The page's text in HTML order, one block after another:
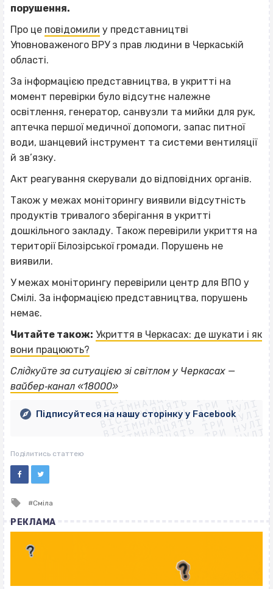
порушення.
Про це повідомили у представництві
Уповноваженого ВРУ з прав людини в Черкаській
області.
За інформацією представництва, в укритті на
момент перевірки було відсутнє належне
освітлення, генератор, санвузли та мийки для рук,
аптечка першої медичної допомоги, запас питної
води, шанцевий інструмент та системи вентиляції
й зв’язку.
Акт реагування скерували до відповідних органів.
Також у межах моніторингу виявили відсутність
продуктів тривалого зберігання в укритті
дошкільного закладу. Також перевірили укриття на
території Білозірської громади. Порушень не
виявили.
У межах моніторингу перевірили центр для ВПО у
Смілі. За інформацією представництва, порушень
немає.
Читайте також: Укриття в Черкасах: де шукати і як
вони працюють?
Слідкуйте за ситуацією зі світлом у Черкасах —
вайбер‐канал «18000»ВІСІМНАДЦЯТЬ ТРИ НУЛІ
ВІСІМНАДЦЯТЬ ТРИ НУЛІ
ВІСІМНАДЦЯТЬ ТРИ НУЛІ
ВІСІМНАДЦЯТЬ ТРИ НУЛІ
ВІСІМНАДЦЯТЬ ТРИ НУЛІ
ВІСІМНАДЦЯТЬ ТРИ НУЛІ
ВІСІМНАДЦЯТЬ ТРИ НУЛІ
ВІСІМНАДЦЯТЬ ТРИ НУЛІ
Підписуйтеся на нашу сторінку у Facebook
Поділитись статтею
Tagged
Сміла
РЕКЛАМА